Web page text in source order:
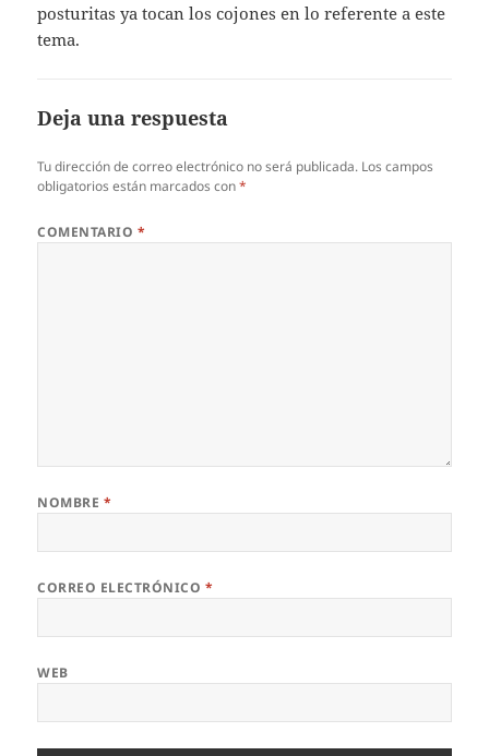
posturitas ya tocan los cojones en lo referente a este
tema.
Deja una respuesta
Tu dirección de correo electrónico no será publicada. Los campos
obligatorios están marcados con*
COMENTARIO *
NOMBRE *
CORREO ELECTRÓNICO *
WEB